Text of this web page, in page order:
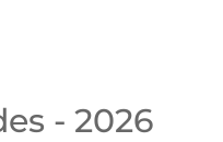
- 2026